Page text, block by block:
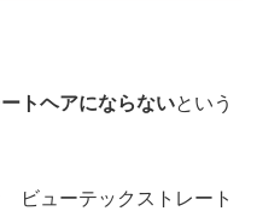
トヘアにならないという
ビューテックストレート